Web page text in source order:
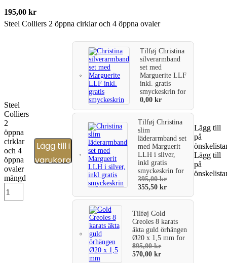
195,00 kr
Steel Colliers 2 öppna cirklar och 4 öppna ovaler
Steel
Colliers
2
öppna
cirklar
och 4
öppna
ovaler
mängd
Lägg till i
varukorg
TilføjChristina
silverarmband
set med
Marguerite LLF
inkl. gratis
smyckeskrinfor
0,00kr
TilføjChristina
slim
läderarmband set
med Marguerit
LLH i silver,
inkl gratis
smyckeskrinfor
395,00kr
355,50kr
TilføjGold
Creoles 8 karats
äkta guld örhängen
Ø20 x 1,5 mmfor
895,00kr
570,00kr
Lägg till
på
Lägg till
på